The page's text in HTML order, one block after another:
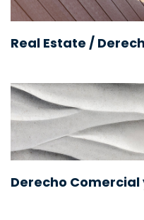
Real Estate /
Derecho